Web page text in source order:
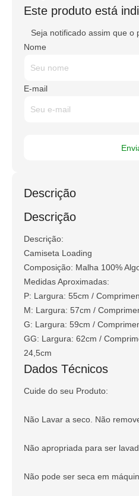
Este produto está
Seja notificado assim que o
Nome
E-mail
Descrição
Descrição
Descrição:
Camiseta Loading
Composição: Malha 100%
Medidas Aproximadas:
P: Largura: 55cm /
M: Largura: 57cm /
G: Largura: 59cm /
GG: Largura: 62cm /
24,5cm
Dados Técnicos
Cuide do seu Produto:
Não Lavar a seco. Não
Não apropriada para ser
Não pode ser seca em